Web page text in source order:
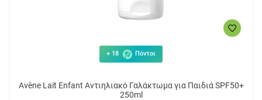
+ 18 Πόντοι
Avène Lait Enfant Αντιηλιακό Γαλάκτωμα για Παιδιά SPF50+
250ml